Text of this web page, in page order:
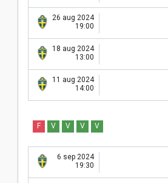
26 aug 2024
19:00
18 aug 2024
13:00
11 aug 2024
14:00
F V V V V
6 sep 2024
19:30